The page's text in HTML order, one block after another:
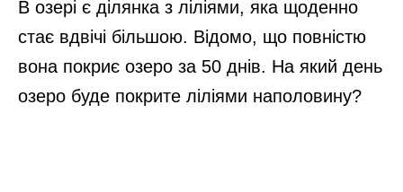
В озері є ділянка з ліліями, яка щоденно
стає вдвічі більшою. Відомо, що повністю
вона покриє озеро за 50 днів. На який день
озеро буде покрите ліліями наполовину?